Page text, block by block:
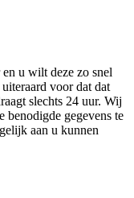
u wilt deze zo snel
voor dat dat
slechts 24 uur. Wij
benodigde gegevens te
aan u kunnen